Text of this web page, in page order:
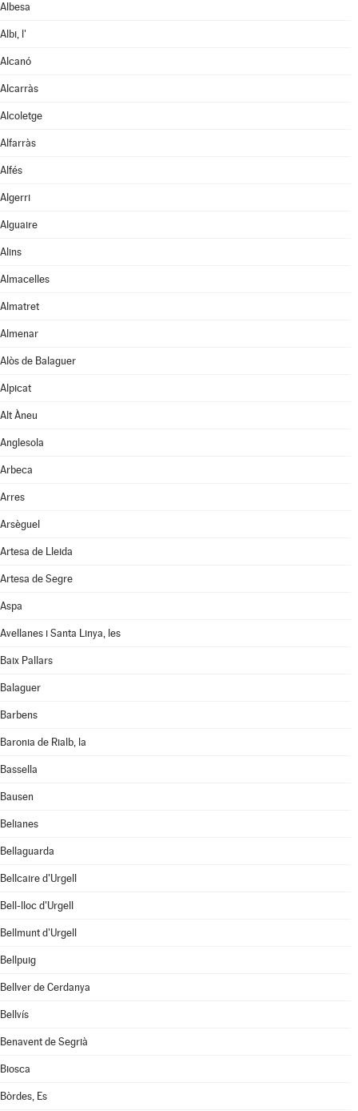
Albesa
Albi, l'
Alcanó
Alcarràs
Alcoletge
Alfarràs
Alfés
Algerri
Alguaire
Alins
Almacelles
Almatret
Almenar
Alòs de Balaguer
Alpicat
Alt Àneu
Anglesola
Arbeca
Arres
Arsèguel
Artesa de Lleida
Artesa de Segre
Aspa
Avellanes i Santa Linya, les
Baix Pallars
Balaguer
Barbens
Baronia de Rialb, la
Bassella
Bausen
Belianes
Bellaguarda
Bellcaire d'Urgell
Bell-lloc d'Urgell
Bellmunt d'Urgell
Bellpuig
Bellver de Cerdanya
Bellvís
Benavent de Segrià
Biosca
Bòrdes, Es